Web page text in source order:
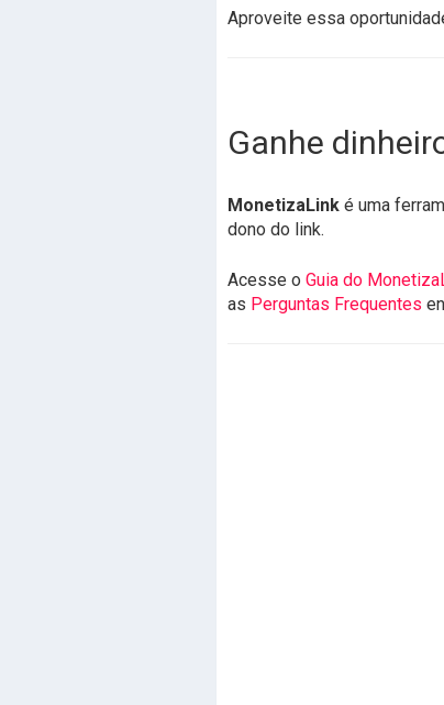
Aproveite essa
Ganhe
MonetizaLink é uma
dono do link.
Acesse o Guia do
as Perguntas Frequentes